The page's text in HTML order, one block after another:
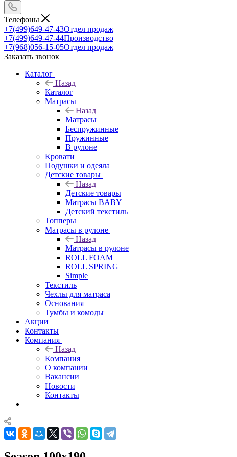
Телефоны
+7(499)649-47-43Отдел продаж
+7(499)649-47-44Производство
+7(968)056-15-05Отдел продаж
Заказать звонок
Каталог
Назад
Каталог
Матрасы
Назад
Матрасы
Беспружинные
Пружинные
В рулоне
Кровати
Подушки и одеяла
Детские товары
Назад
Детские товары
Матрасы BABY
Детский текстиль
Топперы
Матрасы в рулоне
Назад
Матрасы в рулоне
ROLL FOAM
ROLL SPRING
Simple
Текстиль
Чехлы для матраса
Основания
Тумбы и комоды
Акции
Контакты
Компания
Назад
Компания
О компании
Вакансии
Новости
Контакты